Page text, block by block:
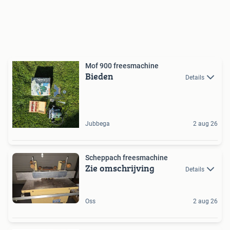
Mof 900 freesmachine
Bieden Details
Jubbega 2 aug 26
Scheppach freesmachine
Zie omschrijving Details
Oss 2 aug 26